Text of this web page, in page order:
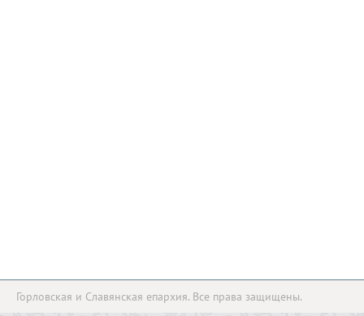
Горловская и Славянская епархия. Все права защищены.